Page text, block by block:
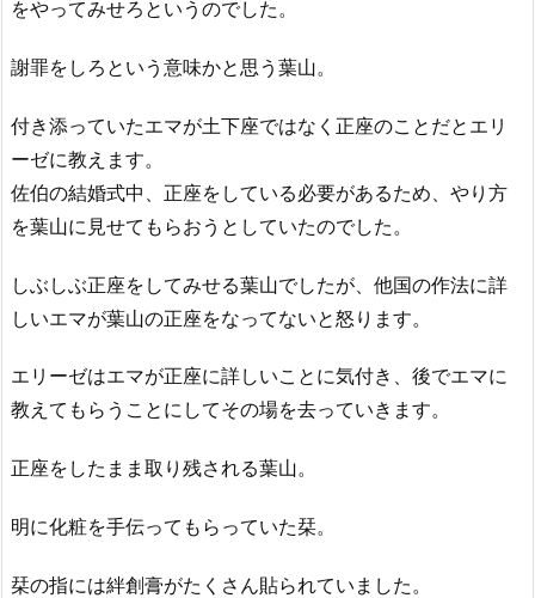
をやってみせろというのでした。
謝罪をしろという意味かと思う葉山。
付き添っていたエマが土下座ではなく正座のことだとエリ
ーゼに教えます。
佐伯の結婚式中、正座をしている必要があるため、やり方
を葉山に見せてもらおうとしていたのでした。
しぶしぶ正座をしてみせる葉山でしたが、他国の作法に詳
しいエマが葉山の正座をなってないと怒ります。
エリーゼはエマが正座に詳しいことに気付き、後でエマに
教えてもらうことにしてその場を去っていきます。
正座をしたまま取り残される葉山。
明に化粧を手伝ってもらっていた栞。
栞の指には絆創膏がたくさん貼られていました。